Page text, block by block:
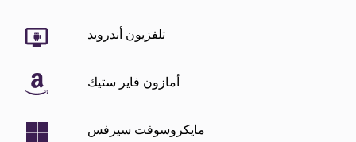
تلفزيون أندرويد
أمازون فاير ستيك
مايكروسوفت سيرفس